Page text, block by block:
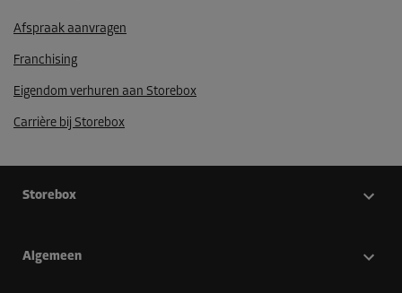
Afspraak aanvragen
Franchising
Eigendom verhuren aan Storebox
Carrière bij Storebox
Storebox
Algemeen